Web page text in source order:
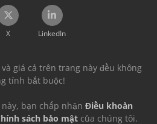
X LinkedIn
giá cả trên trang này đều không
tính bắt buộc!
bạn chấp nhận Điều khoản
sách bảo mật của chúng tôi.